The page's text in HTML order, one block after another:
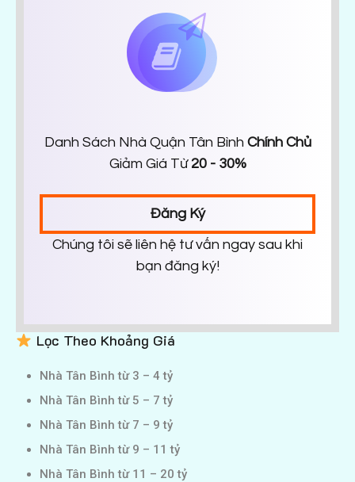
Danh Sách Nhà Quận Tân Bình Chính Chủ
Giảm Giá Từ 20 - 30%
Đăng Ký
Chúng tôi sẽ liên hệ tư vấn ngay sau khi
bạn đăng ký!
Lọc Theo Khoảng Giá
Nhà Tân Bình từ 3 – 4 tỷ
Nhà Tân Bình từ 5 – 7 tỷ
Nhà Tân Bình từ 7 – 9 tỷ
Nhà Tân Bình từ 9 – 11 tỷ
Nhà Tân Bình từ 11 – 20 tỷ